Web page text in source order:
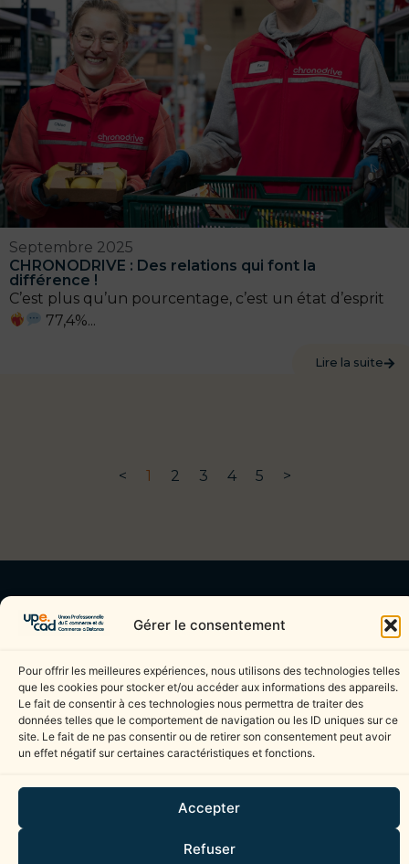
Gérer le consentement
Pour offrir les meilleures expériences, nous utilisons des technologies telles
que les cookies pour stocker et/ou accéder aux informations des appareils.
Le fait de consentir à ces technologies nous permettra de traiter des
données telles que le comportement de navigation ou les ID uniques sur ce
site. Le fait de ne pas consentir ou de retirer son consentement peut avoir
un effet négatif sur certaines caractéristiques et fonctions.
Accepter
Refuser
CHRONODRIVE : Des relations qui font la
différence !
Septembre 2025
C’est plus qu’un pourcentage, c’est un état d’esprit
77,4%...
Lire la suite
< 1 2 3 4 5 >
NOUS CONTACTER
40 rue Eugène Jacquet
59700 Marcq En Baroeul
03 20 99 47 26
Mentions légales
Cookies (UE)
de Google s’appliquent.